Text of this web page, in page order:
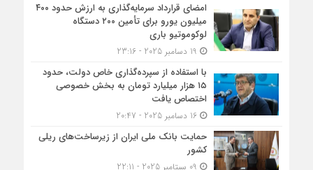
امضای قرارداد سرمایه‌گذاری به ارزش حدود ۴۰۰
میلیون یورو برای تأمین ۲۰۰ دستگاه
لوکوموتیو باری
با استفاده از سپرده‌گذاری خاص دولت، حدود
۱۵ هزار میلیارد تومان به بخش خصوصی
اختصاص یافت
16 دسامبر 2025 - 20:47
حمایت بانک ملی ایران از زیرساخت‌های ریلی
کشور